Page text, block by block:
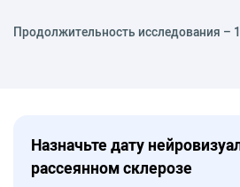
Продолжительность исследования –
Назначьте дату
рассеянном склерозе